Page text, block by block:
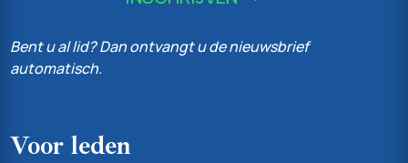
Bent u al lid? Dan ontvangt u de nieuwsbrief
automatisch.
Voor leden